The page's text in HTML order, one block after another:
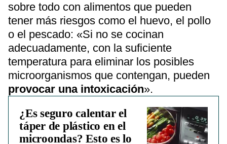
sobre todo con alimentos que pueden
tener más riesgos como el huevo, el pollo
o el pescado: «Si no se cocinan
adecuadamente, con la suficiente
temperatura para eliminar los posibles
microorganismos que contengan, pueden
provocar una intoxicación».
¿Es seguro calentar el
táper de plástico en el
microondas? Esto es lo